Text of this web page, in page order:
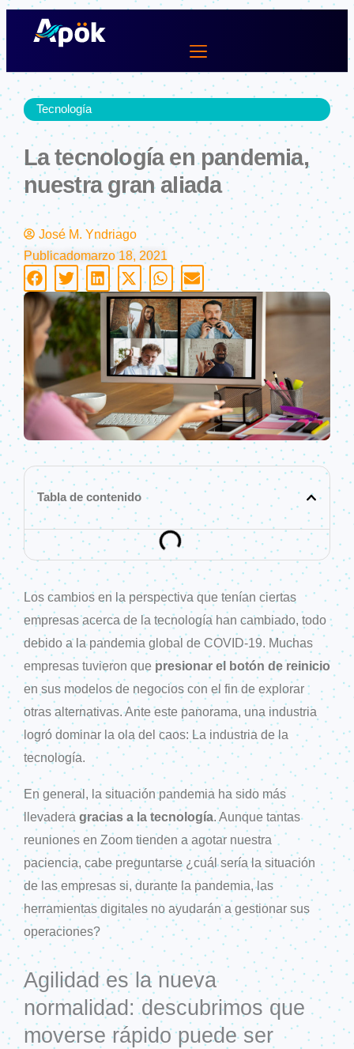
Ir
Tecnología
La tecnología en pandemia,
nuestra gran aliada
José M. Yndriago
Publicadomarzo 18, 2021
Tabla de contenido
Los cambios en la perspectiva que tenían ciertas
empresas acerca de la tecnología han cambiado, todo
debido a la pandemia global de COVID-19. Muchas
empresas tuvieron que presionar el botón de reinicio
en sus modelos de negocios con el fin de explorar
otras alternativas. Ante este panorama, una industria
logró dominar la ola del caos: La industria de la
tecnología.
En general, la situación pandemia ha sido más
llevadera gracias a la tecnología . Aunque tantas
reuniones en Zoom tienden a agotar nuestra
paciencia, cabe preguntarse ¿cuál sería la situación
de las empresas si, durante la pandemia, las
herramientas digitales no ayudarán a gestionar sus
operaciones?
Agilidad es la nueva
normalidad: descubrimos que
moverse rápido puede ser